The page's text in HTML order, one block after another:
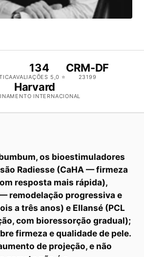
134
AVALIAÇÕES 5,0 ⭐
CRM-DF
23199
Harvard
INTERNACIONAL
os bioestimuladores
Radiesse (CaHA — firmeza
resposta mais rápida),
remodelação progressiva e
a três anos) e Ellansé (PCL
com bioressorção gradual);
firmeza e qualidade de pele.
de projeção, e não